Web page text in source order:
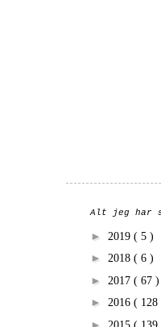
Alt jeg har
► 2019 ( 5 )
► 2018 ( 6 )
► 2017 ( 67 )
► 2016 ( 128
►